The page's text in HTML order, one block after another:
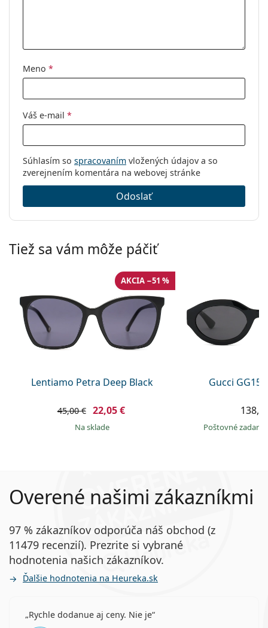
Meno *
Váš e-mail *
Súhlasím so spracovaním vložených údajov a so
zverejnením komentára na webovej stránke
Odoslať
Tiež sa vám môže páčiť
Lentiamo Petra Deep Black
AKCIA −51 %
45,00 € 22,05 €
na sklade
Gucci
Poštovné
Overené našimi zákazníkmi
97 % zákazníkov odporúča náš obchod (z
11479 recenzií). Prezrite si vybrané
hodnotenia našich zákazníkov.
Ďalšie hodnotenia na Heureka.sk
Rychle dodanue aj ceny. Nie je